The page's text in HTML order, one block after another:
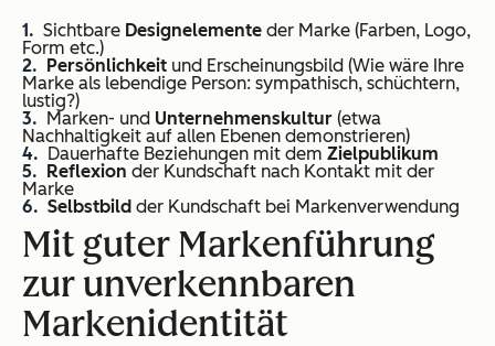
Sichtbare Designelemente der Marke (Farben, Logo,
Form etc.)
Persönlichkeit und Erscheinungsbild (Wie wäre Ihre
Marke als lebendige Person: sympathisch, schüchtern,
lustig?)
Marken- und Unternehmenskultur (etwa
Nachhaltigkeit auf allen Ebenen demonstrieren)
Dauerhafte Beziehungen mit dem Zielpublikum
Reflexion der Kundschaft nach Kontakt mit der
Marke
Selbstbild der Kundschaft bei Markenverwendung
Mit guter Markenführung
zur unverkennbaren
Markenidentität